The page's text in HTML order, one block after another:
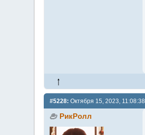
#5228: Октября 15, 2023, 11:08:38
РикРолл